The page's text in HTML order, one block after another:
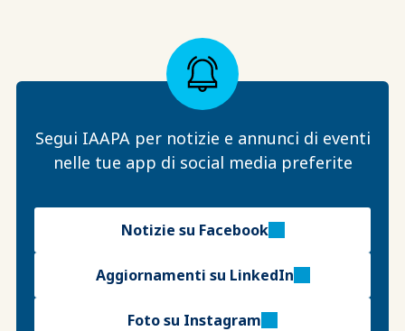
Segui IAAPA per notizie e annunci di eventi
nelle tue app di social media preferite
Notizie su Facebook
Aggiornamenti su LinkedIn
Foto su Instagram